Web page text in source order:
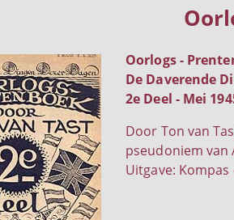
Oorlogs -
De Daverende
2e Deel - Mei
Door Ton van
pseudoniem van
Uitgave: Kompas